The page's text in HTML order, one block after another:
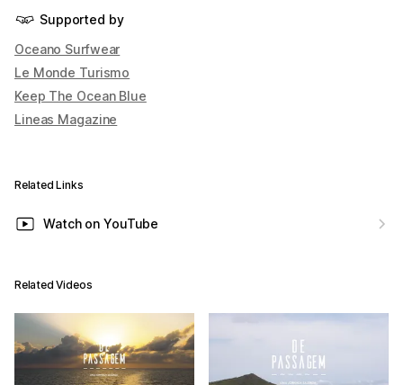
Supported by
Oceano Surfwear
Le Monde Turismo
Keep The Ocean Blue
Lineas Magazine
Related Links
Watch on YouTube
Related Videos